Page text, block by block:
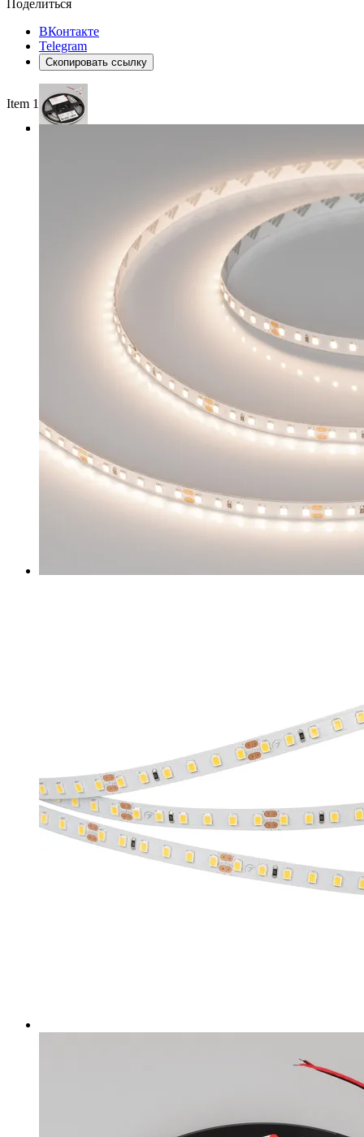
Поделиться
ВКонтакте
Telegram
Скопировать ссылку
Item 1 of 3